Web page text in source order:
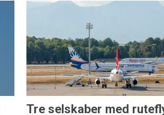
Tre selskaber med